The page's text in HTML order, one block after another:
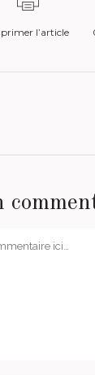
l’article